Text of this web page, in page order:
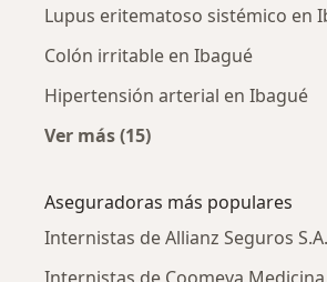
Lupus eritematoso sistémico en
Colón irritable en Ibagué
Hipertensión arterial en Ibagué
Ver más (15)
Aseguradoras más populares
Internistas de Allianz Seguros